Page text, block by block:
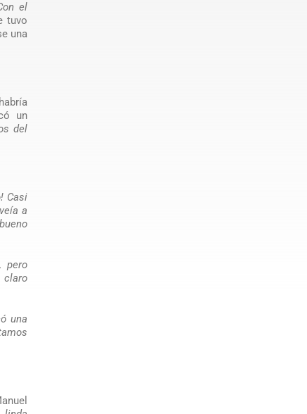
el
tuvo
una
un
del
Casi
a
pero
claro
una